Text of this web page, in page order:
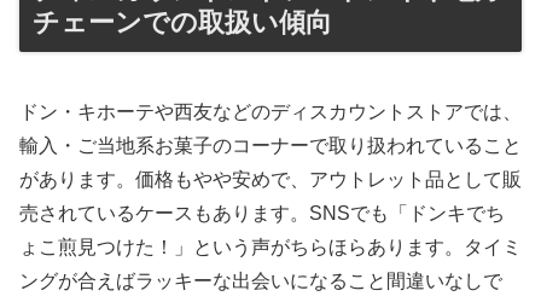
チェーンでの取扱い傾向
ドン・キホーテや西友などのディスカウントストアでは、
輸入・ご当地系お菓子のコーナーで取り扱われていること
があります。価格もやや安めで、アウトレット品として販
売されているケースもあります。SNSでも「ドンキでち
ょこ煎見つけた！」という声がちらほらあります。タイミ
ングが合えばラッキーな出会いになること間違いなしで